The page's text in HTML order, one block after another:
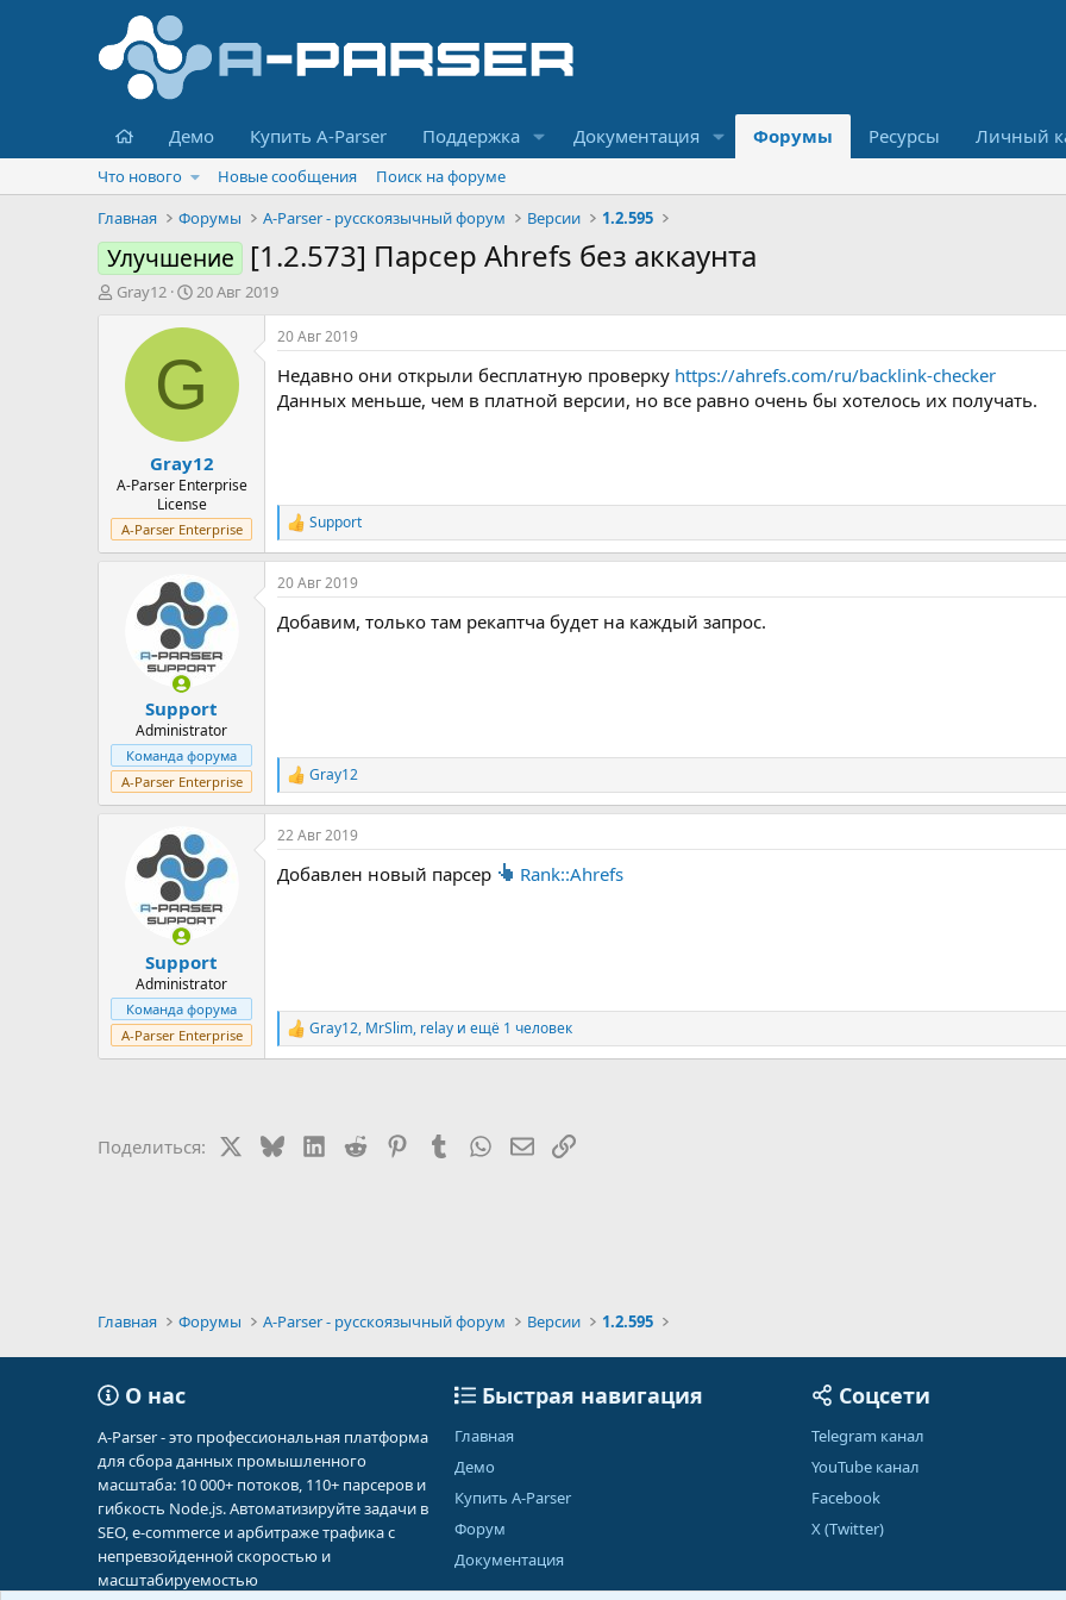
Главная
Демо Купить A-Parser Поддержка Документация Форумы Ресурсы Личный
Что нового Новые сообщения
Поиск на форуме
Главная
Форумы A-Parser - русскоязычный форум Версии 1.2.595
Улучшение [1.2.573] Парсер Ahrefs без аккаунта
А
Gray12
Д
т
н
а
а
л
а
20 Авг 2019
G
Gray12
A-Parser Enterprise
License
A-Parser Enterprise
20 Авг 2019
Недавно они открыли бесплатную проверку https://ahrefs.com/ru/backlink-checker
Данных меньше, чем в платной версии, но все равно очень бы хотелось их получать.
Р
е
а
к
и
Support
Support
Administrator
Команда форума
A-Parser Enterprise
20 Авг 2019
Добавим, только там рекаптча будет на каждый запрос.
Р
е
а
к
и
Gray12
Support
Administrator
Команда форума
A-Parser Enterprise
22 Авг 2019
Добавлен новый парсер Rank::Ahrefs
Р
е
Gray12, MrSlim, relay и ещё 1 человек
Поделиться: BlueskyLinkedIn
Reddit PinterestTumblrWhatsAppЭлектронная почта
Ссылка
Главная Форумы A-Parser - русскоязычный форум Версии 1.2.595
О нас
A-Parser - это профессиональная платформа
для сбора данных промышленного
масштаба: 10 000+ потоков, 110+ парсеров и
гибкость Node.js. Автоматизируйте задачи в
SEO, e-commerce и арбитраже трафика с
непревзойденной скоростью и
масштабируемостью
Быстрая навигация
Главная
Демо
Купить A-Parser
Форум
Документация
Соцсети
Telegram канал
YouTube канал
Facebook
X (Twitter)